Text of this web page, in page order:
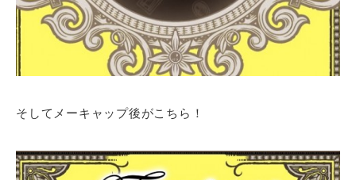
そしてメーキャップ後がこちら！